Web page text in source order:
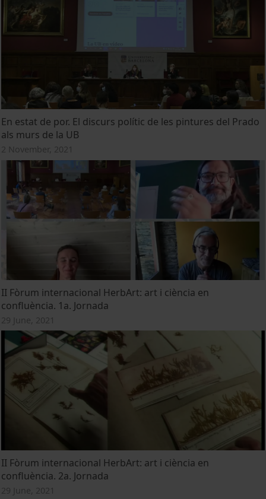
En estat de por. El discurs polític de les pintures del Prado
als murs de la UB
2 November, 2021
II Fòrum internacional HerbArt: art i ciència en
confluència. 1a. Jornada
29 June, 2021
II Fòrum internacional HerbArt: art i ciència en
confluència. 2a. Jornada
29 June, 2021